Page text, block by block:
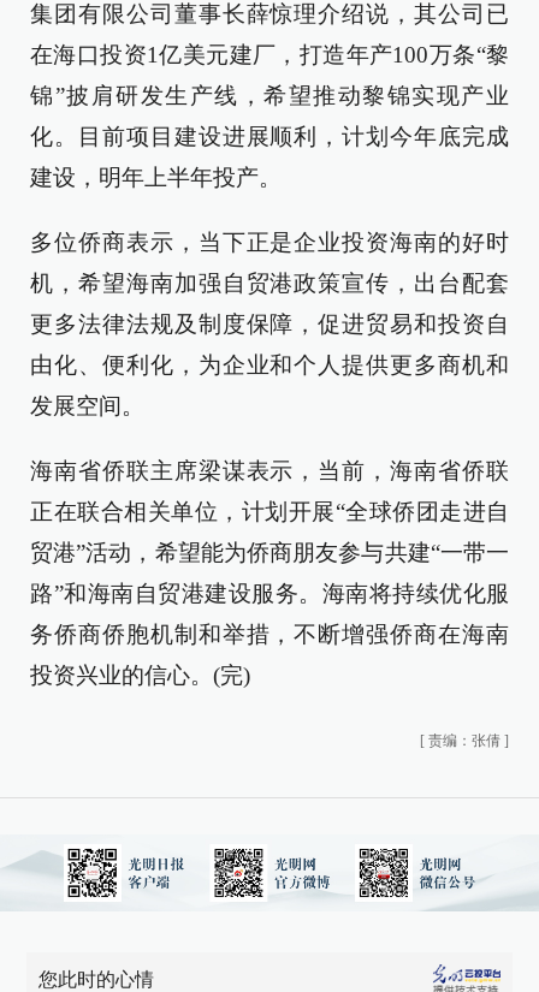
集团有限公司董事长薛惊理介绍说，其公司已
在海口投资1亿美元建厂，打造年产100万条“黎
锦”披肩研发生产线，希望推动黎锦实现产业
化。目前项目建设进展顺利，计划今年底完成
建设，明年上半年投产。
多位侨商表示，当下正是企业投资海南的好时
机，希望海南加强自贸港政策宣传，出台配套
更多法律法规及制度保障，促进贸易和投资自
由化、便利化，为企业和个人提供更多商机和
发展空间。
海南省侨联主席梁谋表示，当前，海南省侨联
正在联合相关单位，计划开展“全球侨团走进自
贸港”活动，希望能为侨商朋友参与共建“一带一
路”和海南自贸港建设服务。海南将持续优化服
务侨商侨胞机制和举措，不断增强侨商在海南
投资兴业的信心。(完)
[ 责编：张倩 ]
您此时的心情